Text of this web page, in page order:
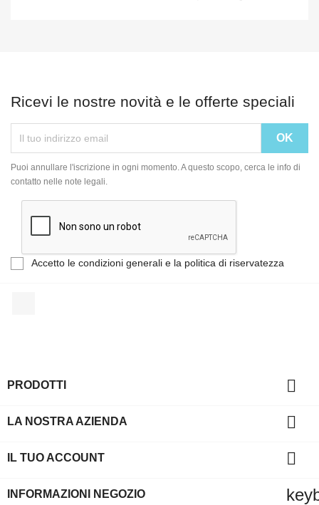
Ricevi le nostre novità e le offerte speciali
Puoi annullare l'iscrizione in ogni momento. A questo scopo, cerca le info di
contatto nelle note legali.
Accetto le condizioni generali e la politica di riservatezza
PRODOTTI 
LA NOSTRA AZIENDA 
IL TUO ACCOUNT 
INFORMAZIONI NEGOZIO